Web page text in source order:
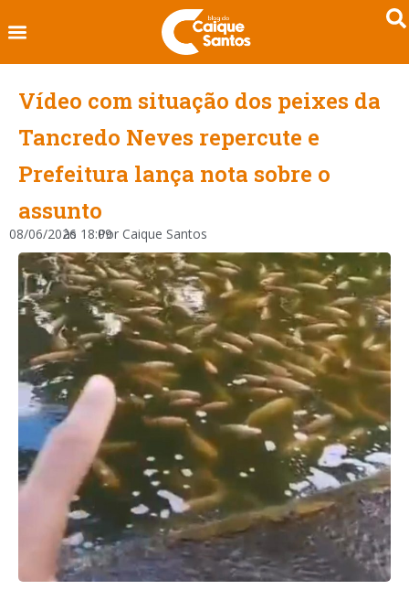
Vídeo com situação dos peixes da
Tancredo Neves repercute e
Prefeitura lança nota sobre o
assunto
08/06/2026
às 18:09
Por Caique Santos